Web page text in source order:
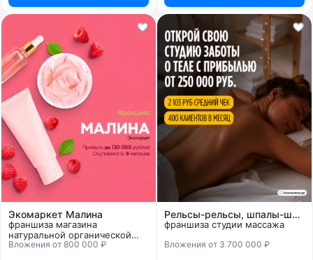
Экомаркет Малина
франшиза магазина
натуральной органической
косметики
Вложения от 800 000 ₽
Рельсы-рельсы, шпалы-шпалы
франшиза студии массажа
Вложения от 3 700 000 ₽